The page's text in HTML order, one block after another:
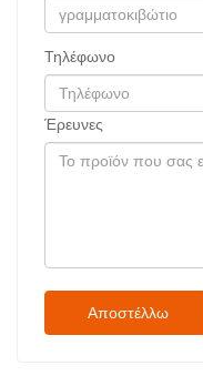
Τηλέφωνο
Έρευνες
Αποστέλλω